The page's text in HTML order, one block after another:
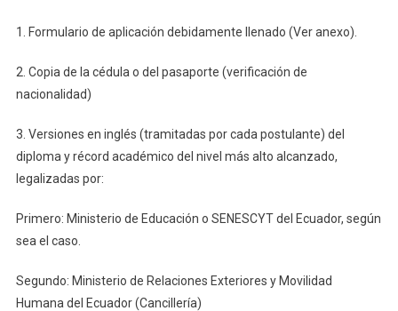
1. Formulario de aplicación debidamente llenado (Ver anexo).
2. Copia de la cédula o del pasaporte (verificación de
nacionalidad)
3. Versiones en inglés (tramitadas por cada postulante) del
diploma y récord académico del nivel más alto alcanzado,
legalizadas por:
Primero: Ministerio de Educación o SENESCYT del Ecuador, según
sea el caso.
Segundo: Ministerio de Relaciones Exteriores y Movilidad
Humana del Ecuador (Cancillería)